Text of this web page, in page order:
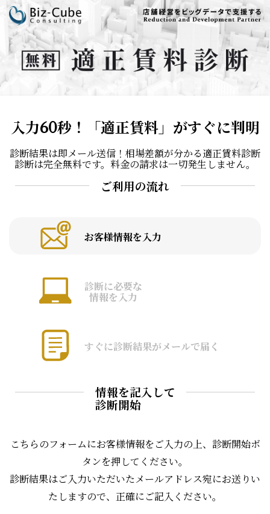
入力60秒！「適正賃料」がすぐに判明
診断結果は即メール送信！相場差額が分かる適正賃料診断
診断は完全無料です。料金の請求は一切発生しません。
ご利用の流れ
お客様情報を入力
診断に必要な
情報を入力
すぐに診断結果がメールで届く
情報を記入して
診断開始
こちらのフォームにお客様情報をご入力の上、診断開始ボ
タンを押してください。
診断結果はご入力いただいたメールアドレス宛にお送りい
たしますので、正確にご記入ください。